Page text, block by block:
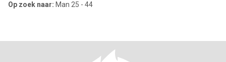
Op zoek naar: Man 25 - 44